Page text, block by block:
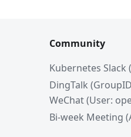
Community
Kubernetes Slack
DingTalk
WeChat (User:
Bi-week Meeting